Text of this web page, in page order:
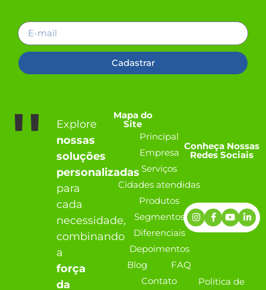
Cadastrar
''
Explore
nossas
soluções
personalizadas
para
cada
necessidade,
combinando
a
força
da
Mapa do
Site
Principal
Empresa
Serviços
Cidades atendidas
Produtos
Segmentos
Diferenciais
Depoimentos
Blog
FAQ
Contato
Conheça Nossas
Redes Sociais
Politica de